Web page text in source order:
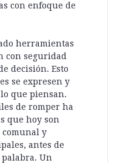
con enfoque de
herramientas
con seguridad
decisión. Esto
se expresen y
que piensan.
de romper ha
que hoy son
comunal y
antes de
palabra. Un